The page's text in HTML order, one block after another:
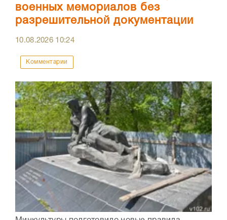
военных мемориалов без
разрешительной документации
10.08.2026 10:24
Комментарии